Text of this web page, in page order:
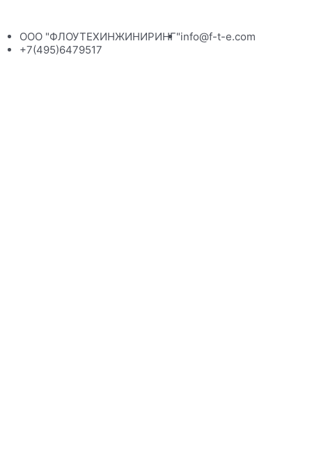
ООО "ФЛОУТЕХИНЖИНИРИНГ"info@f-t-e.com
+7(495)6479517